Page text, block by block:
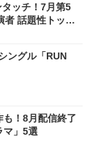
ッチ！7月第5
者 話題性トップ
ングル「RUN
も！8月配信終了
マ」5選